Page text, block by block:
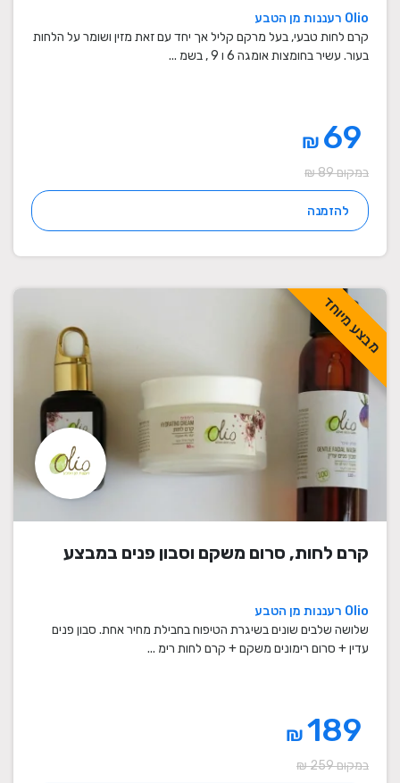
Olio רעננות מן הטבע
קרם לחות טבעי, בעל מרקם קליל אך יחד עם זאת מזין ושומר על הלחות
בעור. עשיר בחומצות אומגה 6 ו 9 , בשמ ...
₪
במקום 89 ₪
להזמנה
מבצע מיוחד
קרם לחות, סרום משקם וסבון פנים במבצע
Olio רעננות מן הטבע
שלושה שלבים שונים בשיגרת הטיפוח בחבילת מחיר אחת. סבון פנים
עדין + סרום רימונים משקם + קרם לחות רימ ...
₪
במקום 259 ₪